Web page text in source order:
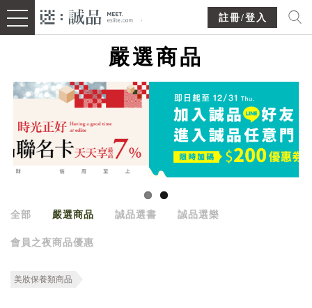
註冊/登入
嚴選商品
全部 嚴選商品 誠品選書 誠品選樂
會員之夜商品優惠
美妝保養類商品